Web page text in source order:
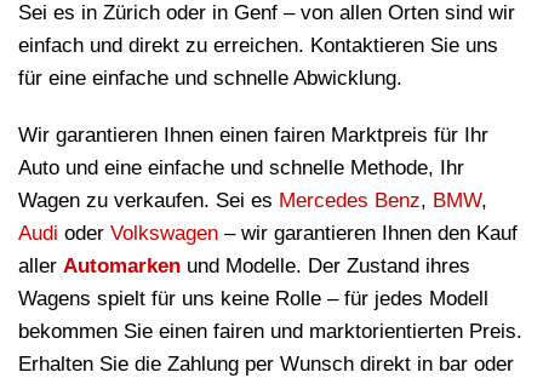
Sei es in Zürich oder in Genf – von allen Orten sind wir
einfach und direkt zu erreichen. Kontaktieren Sie uns
für eine einfache und schnelle Abwicklung.
Wir garantieren Ihnen einen fairen Marktpreis für Ihr
Auto und eine einfache und schnelle Methode, Ihr
Wagen zu verkaufen. Sei es Mercedes Benz, BMW,
Audi oder Volkswagen – wir garantieren Ihnen den Kauf
aller Automarken und Modelle. Der Zustand ihres
Wagens spielt für uns keine Rolle – für jedes Modell
bekommen Sie einen fairen und marktorientierten Preis.
Erhalten Sie die Zahlung per Wunsch direkt in bar oder